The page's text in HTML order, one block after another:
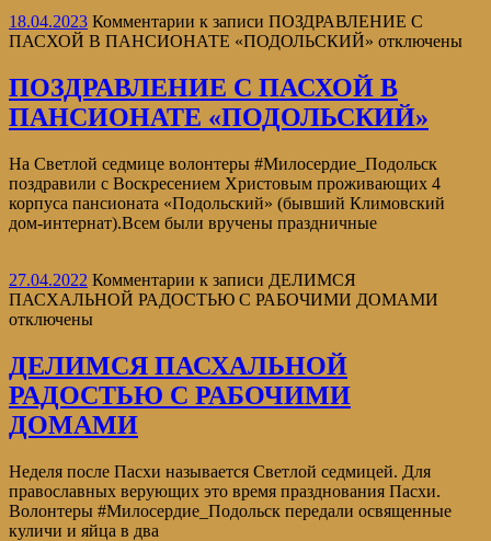
18.04.2023 Комментарии к записи ПОЗДРАВЛЕНИЕ С
ПАСХОЙ В ПАНСИОНАТЕ «ПОДОЛЬСКИЙ» отключены
ПОЗДРАВЛЕНИЕ С ПАСХОЙ В
ПАНСИОНАТЕ «ПОДОЛЬСКИЙ»
На Светлой седмице волонтеры #Милосердие_Подольск
поздравили с Воскресением Христовым проживающих 4
корпуса пансионата «Подольский» (бывший Климовский
дом-интернат).Всем были вручены праздничные
27.04.2022 Комментарии к записи ДЕЛИМСЯ
ПАСХАЛЬНОЙ РАДОСТЬЮ С РАБОЧИМИ ДОМАМИ
отключены
ДЕЛИМСЯ ПАСХАЛЬНОЙ
РАДОСТЬЮ С РАБОЧИМИ
ДОМАМИ
Неделя после Пасхи называется Светлой седмицей. Для
православных верующих это время празднования Пасхи.
Волонтеры #Милосердие_Подольск передали освященные
куличи и яйца в два